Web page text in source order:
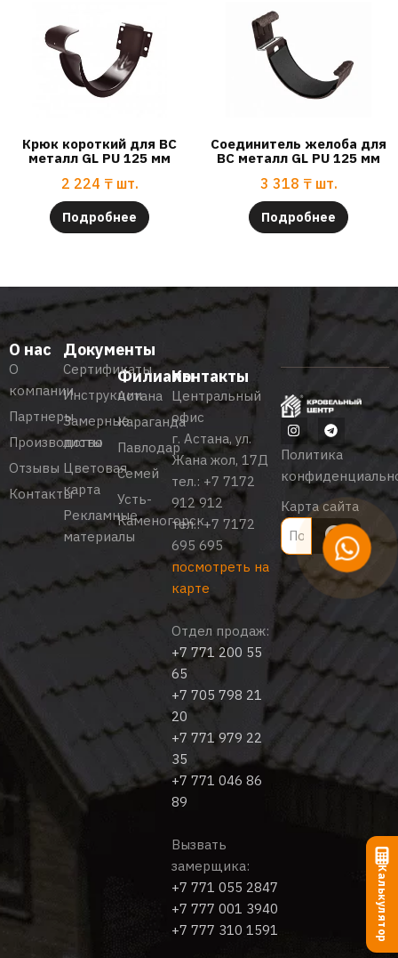
Крюк короткий для ВС
металл GL PU 125 мм
2 224 ₸ шт.
Подробнее
Соединитель желоба для
ВС металл GL PU 125 мм
3 318 ₸ шт.
Подробнее
О нас
О
компании
Партнеры
Производство
Отзывы
Контакты
Документы
Сертификаты
Инструкции
Замерные
листы
Цветовая
карта
Рекламные
материалы
Филиалы
Астана
Караганда
Павлодар
Семей
Усть-
Каменогорск
Контакты
Центральный
офис
г. Астана, ул.
Жана жол, 17Д
тел.: +7 7172
912 912
тел.:+7 7172
695 695
посмотреть на
карте
Отдел продаж:
+7 771 200 55
65
+7 705 798 21
20
+7 771 979 22
35
+7 771 046 86
89
Вызвать
замерщика:
+7 771 055 2847
+7 777 001 3940
+7 777 310 1591
Политика
Карта сайта
Калькулятор